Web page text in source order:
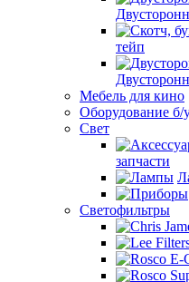
тейп
Мебель для кино
Оборудование б/
Свет
запчасти
Светофильтры